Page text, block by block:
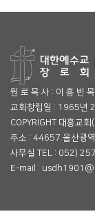
원 로 목 사 : 이 흥 빈
교회창립일 : 1965년
COPYRIGHT 대흥교
주소 : 44657 울산광
사무실 TEL : 052)
E-mail :